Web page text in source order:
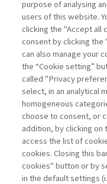
La consultazione dei
agli abbonati Premium
Legenda: Accedi Per
purpose of analysing
users of this website.
clicking the "Accept all
consent by clicking the
can also manage your
the “Cookie setting”
called "Privacy
select, in an analytical
homogeneous
choose to consent, or
addition, by clicking on
access the list of
cookies. Closing this
cookies" button or by
in the default settings